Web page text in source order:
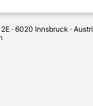
· 6020 Innsbruck ·